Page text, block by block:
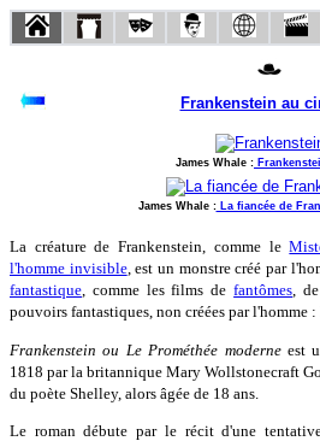
Frankenstein au
James Whale :
James Whale :La fiancée de
La créature de Frankenstein, comme le
l'homme invisible, est un monstre créé par
fantastique, comme les films defantômes, de
pouvoirs fantastiques, non créées par l'homme :
Frankenstein ou Le Prométhée moderneest
1818 par la britannique Mary Wollstonecraft
du poète Shelley, alors âgée de 18 ans.
Le roman débute par le récit d'une